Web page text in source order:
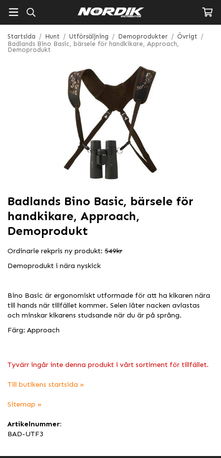
Startsida / Hunt / Utförsäljning / Demoprodukter / Övrigt /
Badlands Bino Basic, bärsele för handkikare, Approach,
Demoprodukt
Badlands Bino Basic, bärsele för
handkikare, Approach,
Demoprodukt
Ordinarie rekpris ny produkt: 549kr
Demoprodukt i nära nyskick
Bino Basic är ergonomiskt utformade för att ha kikaren nära
till hands när tillfället kommer. Selen låter nacken avlastas
och minskar kikarens studsande när du är på språng.
Färg: Approach
Tyvärr ingår inte denna produkt i vårt sortiment för tillfället.
Till butikens startsida »
Sitemap »
Artikelnummer:
BAD-UTF3